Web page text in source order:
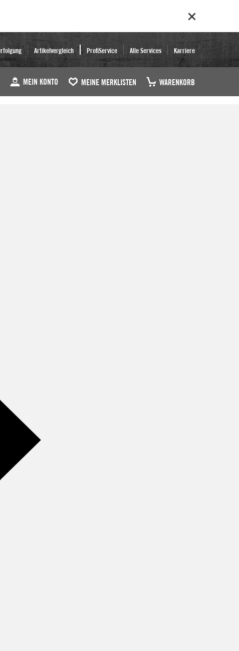
Artikelvergleich ProfiService Alle Services Karriere
MEIN KONTO MEINE MERKLISTEN WARENKORB